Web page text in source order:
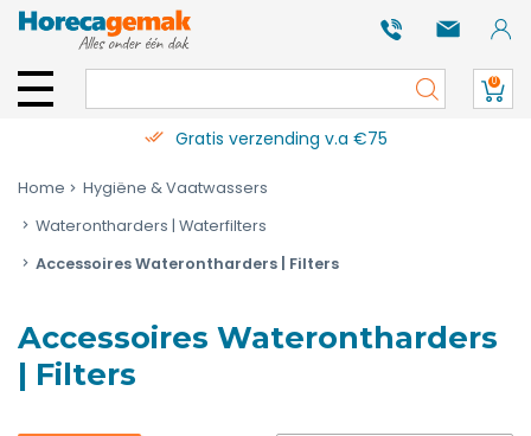
0
Gratis verzending v.a €75
Home
Hygiëne & Vaatwassers
Waterontharders | Waterfilters
Accessoires Waterontharders | Filters
Accessoires Waterontharders
| Filters